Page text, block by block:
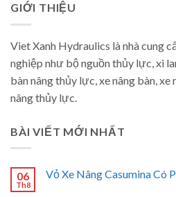
GIỚI THIỆU
Viet Xanh Hydraulics là nhà cung
nghiệp như bộ nguồn thủy lực, xi
bàn nâng thủy lực, xe nâng bàn, xe
nâng thủy lực.
BÀI VIẾT MỚI NHẤT
06
Th8
Vỏ Xe Nâng Casumina Có